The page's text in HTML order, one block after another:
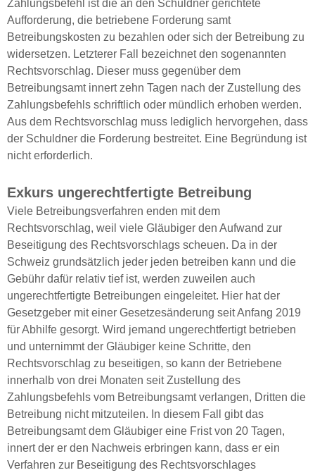
Zahlungsbefehl ist die an den Schuldner gerichtete
Aufforderung, die betriebene Forderung samt
Betreibungskosten zu bezahlen oder sich der Betreibung zu
widersetzen. Letzterer Fall bezeichnet den sogenannten
Rechtsvorschlag. Dieser muss gegenüber dem
Betreibungsamt innert zehn Tagen nach der Zustellung des
Zahlungsbefehls schriftlich oder mündlich erhoben werden.
Aus dem Rechtsvorschlag muss lediglich hervorgehen, dass
der Schuldner die Forderung bestreitet. Eine Begründung ist
nicht erforderlich.
Exkurs ungerechtfertigte Betreibung
Viele Betreibungsverfahren enden mit dem
Rechtsvorschlag, weil viele Gläubiger den Aufwand zur
Beseitigung des Rechtsvorschlags scheuen. Da in der
Schweiz grundsätzlich jeder jeden betreiben kann und die
Gebühr dafür relativ tief ist, werden zuweilen auch
ungerechtfertigte Betreibungen eingeleitet. Hier hat der
Gesetzgeber mit einer Gesetzesänderung seit Anfang 2019
für Abhilfe gesorgt. Wird jemand ungerechtfertigt betrieben
und unternimmt der Gläubiger keine Schritte, den
Rechtsvorschlag zu beseitigen, so kann der Betriebene
innerhalb von drei Monaten seit Zustellung des
Zahlungsbefehls vom Betreibungsamt verlangen, Dritten die
Betreibung nicht mitzuteilen. In diesem Fall gibt das
Betreibungsamt dem Gläubiger eine Frist von 20 Tagen,
innert der er den Nachweis erbringen kann, dass er ein
Verfahren zur Beseitigung des Rechtsvorschlages